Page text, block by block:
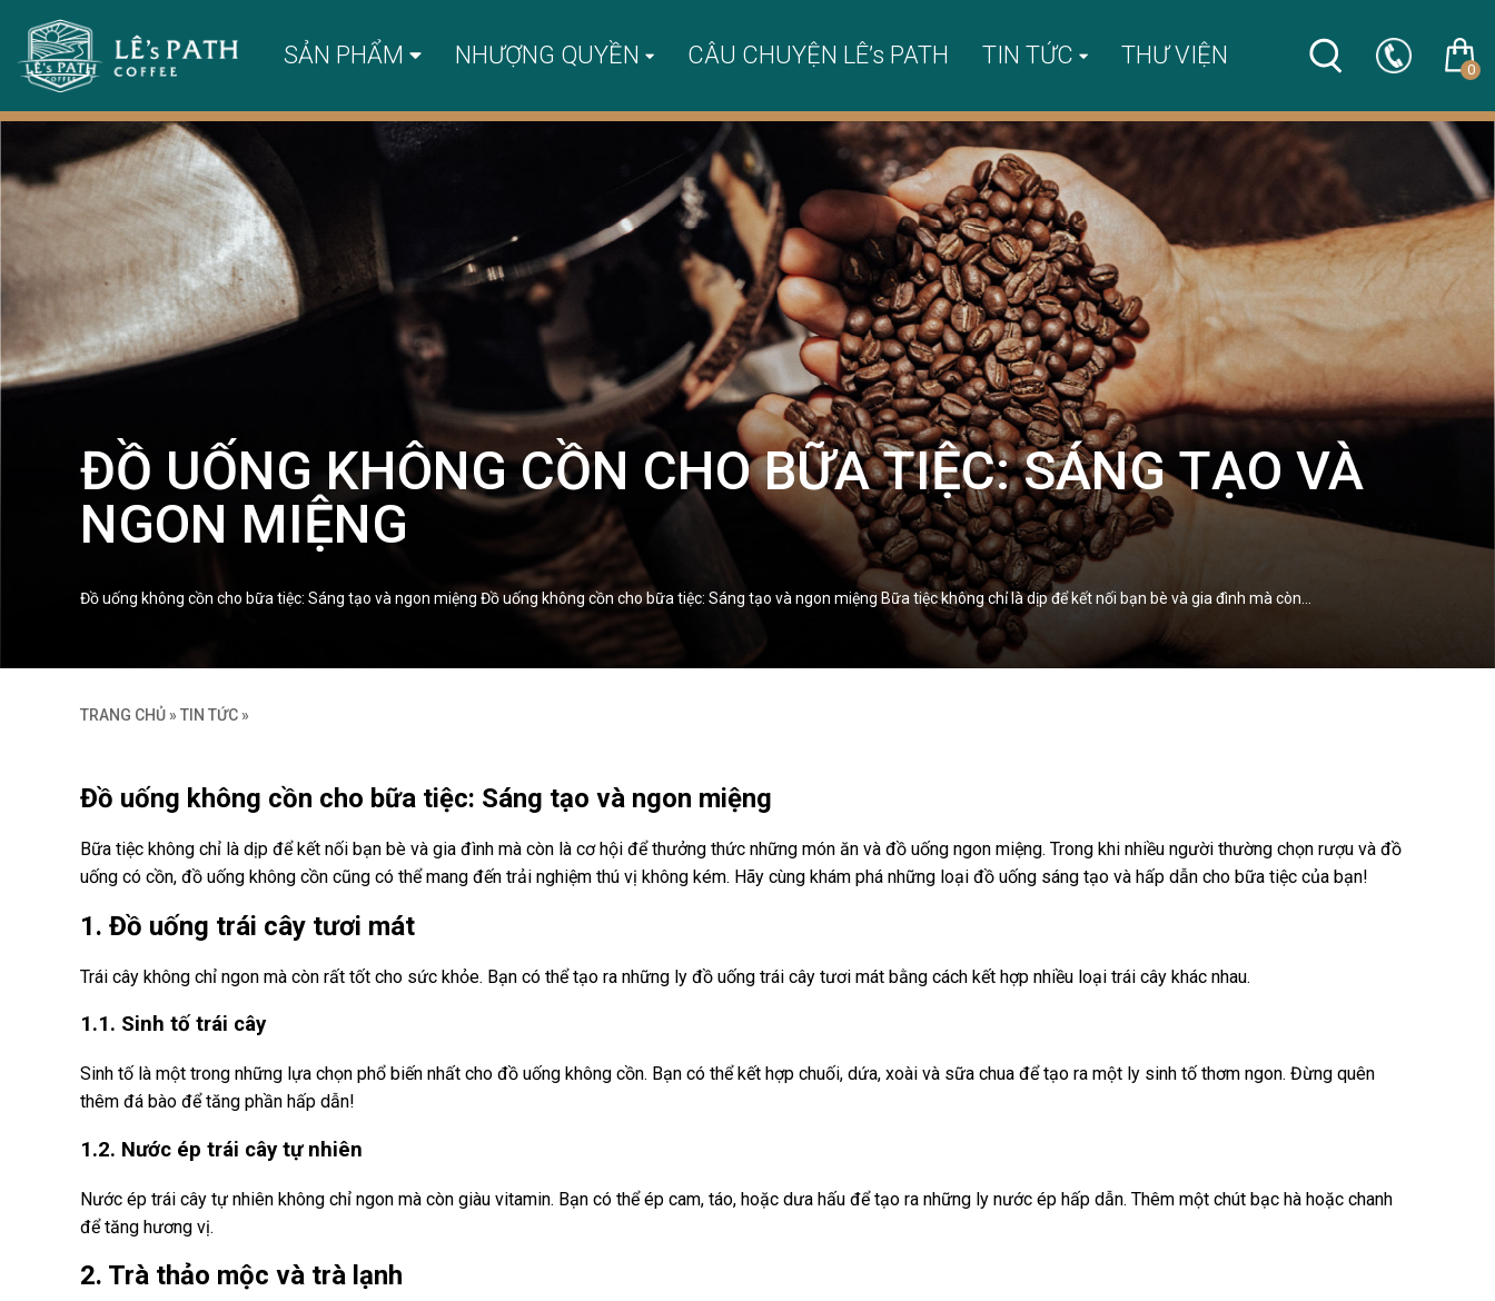
SẢN PHẨM NHƯỢNG QUYỀN CÂU CHUYỆN LÊ’s PATH TIN TỨC THƯ VIỆN 0
ĐỒ UỐNG KHÔNG CỒN CHO BỮA TIỆC: SÁNG TẠO VÀ
NGON MIỆNG
Đồ uống không cồn cho bữa tiệc: Sáng tạo và ngon miệng Đồ uống không cồn cho bữa tiệc: Sáng tạo và ngon miệng Bữa tiệc không chỉ là dịp để kết nối bạn bè và gia đình mà còn…
TRANG CHỦ » TIN TỨC »
Đồ uống không cồn cho bữa tiệc: Sáng tạo và ngon miệng
Bữa tiệc không chỉ là dịp để kết nối bạn bè và gia đình mà còn là cơ hội để thưởng thức những món ăn và đồ uống ngon miệng. Trong khi nhiều người thường chọn rượu và đồ
uống có cồn, đồ uống không cồn cũng có thể mang đến trải nghiệm thú vị không kém. Hãy cùng khám phá những loại đồ uống sáng tạo và hấp dẫn cho bữa tiệc của bạn!
1. Đồ uống trái cây tươi mát
Trái cây không chỉ ngon mà còn rất tốt cho sức khỏe. Bạn có thể tạo ra những ly đồ uống trái cây tươi mát bằng cách kết hợp nhiều loại trái cây khác nhau.
1.1. Sinh tố trái cây
Sinh tố là một trong những lựa chọn phổ biến nhất cho đồ uống không cồn. Bạn có thể kết hợp chuối, dứa, xoài và sữa chua để tạo ra một ly sinh tố thơm ngon. Đừng quên
thêm đá bào để tăng phần hấp dẫn!
1.2. Nước ép trái cây tự nhiên
Nước ép trái cây tự nhiên không chỉ ngon mà còn giàu vitamin. Bạn có thể ép cam, táo, hoặc dưa hấu để tạo ra những ly nước ép hấp dẫn. Thêm một chút bạc hà hoặc chanh
để tăng hương vị.
2. Trà thảo mộc và trà lạnh